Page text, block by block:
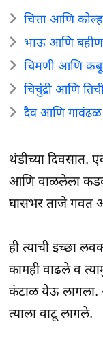
चित्ता आणि
भाऊ आणि बहीण
चिमणी आणि
चिचुंद्री आणि
दैव आणि गावंढळ
थंडीच्या दिवसात,
आणि वाळलेला
घासभर ताजे गवत
ही त्याची इच्छा
कामही वाढले व
कंटाळ येऊ लागला.
त्याला वाटू लागले.